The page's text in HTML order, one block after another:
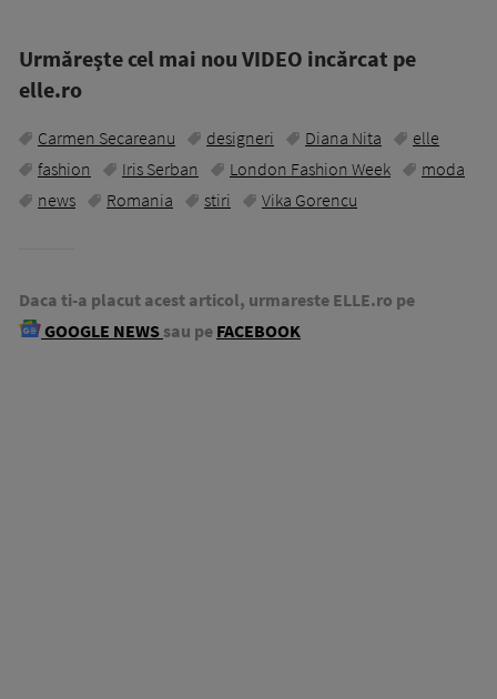
Urmăreşte cel mai nou VIDEO incărcat pe
elle.ro
Carmen Secareanu designeri Diana Nita
elle
fashion
Iris Serban London Fashion Week
moda
news
Romania stiri Vika Gorencu
Daca ti-a placut acest articol, urmareste ELLE.ro pe
GOOGLE NEWS sau pe FACEBOOK